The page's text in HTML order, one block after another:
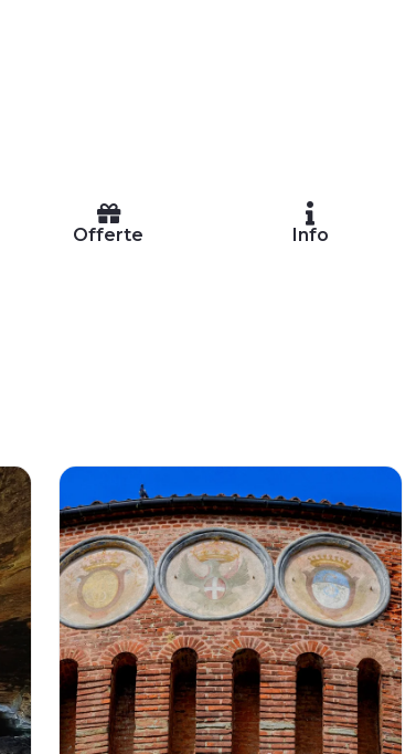
Offerte Info